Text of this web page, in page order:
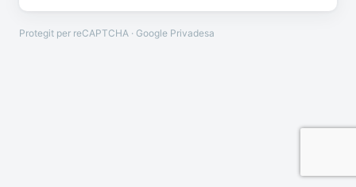
Protegit per reCAPTCHA · Google Privadesa